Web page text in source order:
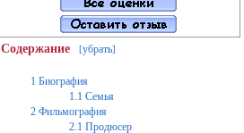
Содержание [убрать]
1 Биография
1.1 Семья
2 Фильмография
2.1 Продюсер